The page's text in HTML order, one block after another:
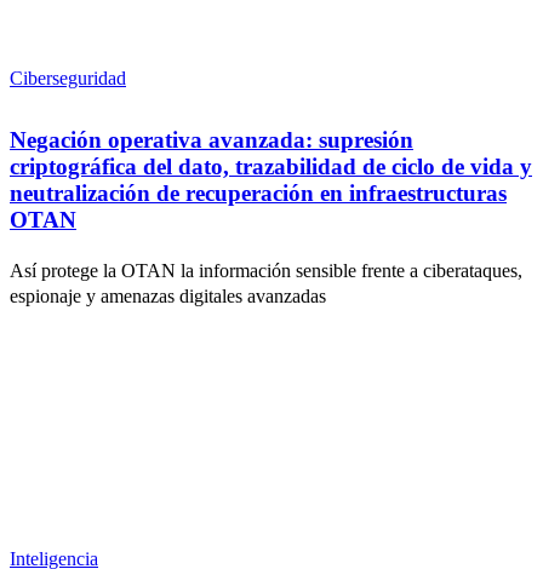
Ciberseguridad
Negación operativa avanzada: supresión
criptográfica del dato, trazabilidad de ciclo de vida y
neutralización de recuperación en infraestructuras
OTAN
Así protege la OTAN la información sensible frente a ciberataques,
espionaje y amenazas digitales avanzadas
Inteligencia